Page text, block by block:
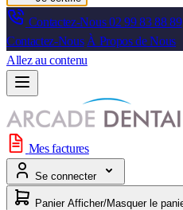
Contactez-Nous02 99 83 88 89
Contactez-Nous À Propos de Nous
Allez au contenu
Mes factures
Se connecter
Panier